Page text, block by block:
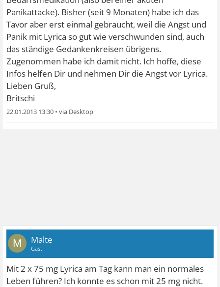
Panikattacke). Bisher (seit 9 Monaten) habe ich das
Tavor aber erst einmal gebraucht, weil die Angst und
Panik mit Lyrica so gut wie verschwunden sind, auch
das ständige Gedankenkreisen übrigens.
Zugenommen habe ich damit nicht. Ich hoffe, diese
Infos helfen Dir und nehmen Dir die Angst vor Lyrica.
Lieben Gruß,
Britschi
22.01.2013 13:30 •
M Malte
Gast
Mit 2 x 75 mg Lyrica am Tag kann man ein normales
Leben führen? Ich konnte es schon mit 25 mg nicht.